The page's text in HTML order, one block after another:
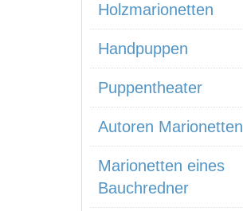
Holzmarionetten
Handpuppen
Puppentheater
Autoren Marionetten
Marionetten eines
Bauchredner